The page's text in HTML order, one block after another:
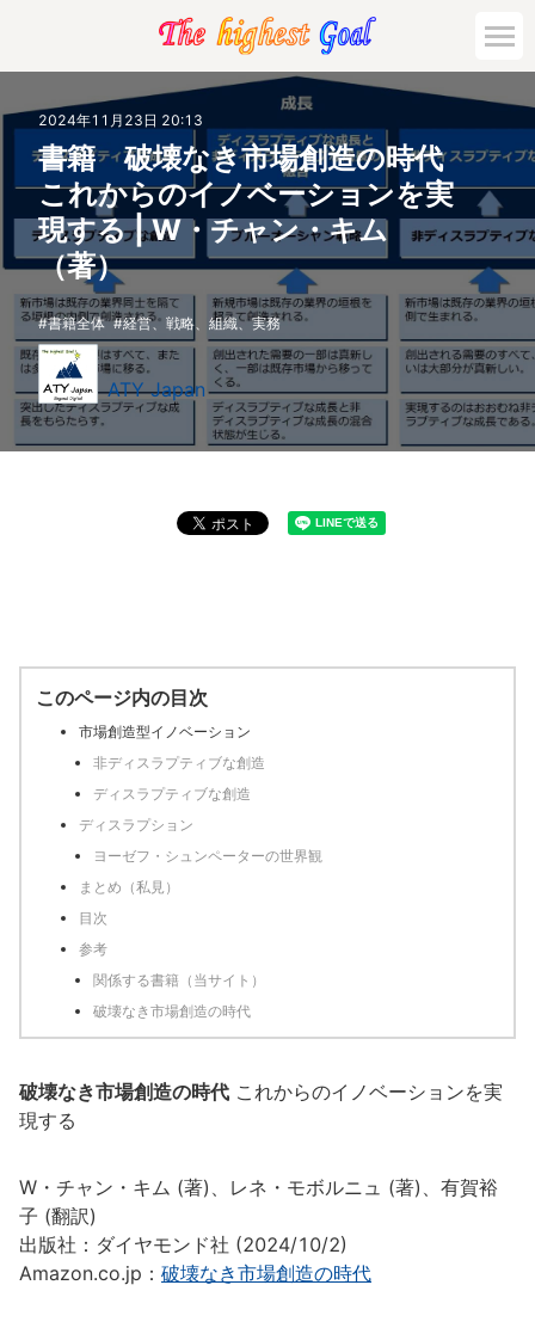
2024年11月23日 20:13
書籍 破壊なき市場創造の時代
これからのイノベーションを実
現する | W・チャン・キム
（著）
書籍全体 経営、戦略、組織、実務
ATY Japan
このページ内の目次
市場創造型イノベーション
非ディスラプティブな創造
ディスラプティブな創造
ディスラプション
ヨーゼフ・シュンペーターの世界観
まとめ（私見）
目次
参考
関係する書籍（当サイト）
破壊なき市場創造の時代
破壊なき市場創造の時代 これからのイノベーションを実
現する
W・チャン・キム (著)、レネ・モボルニュ (著)、有賀裕
子 (翻訳)
出版社：ダイヤモンド社 (2024/10/2)
Amazon.co.jp： 破壊なき市場創造の時代